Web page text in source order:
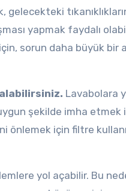
gelecekteki
yapmak faydalı
sorun daha büyük bir
alabilirsiniz. Lavabolara
şekilde imha etmek
önlemek için filtre
yol açabilir. Bu